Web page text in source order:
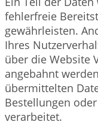
fehlerfreie
gewährleisten.
Ihres
über die Website
angebahnt
übermittelten
Bestellungen
verarbeitet.